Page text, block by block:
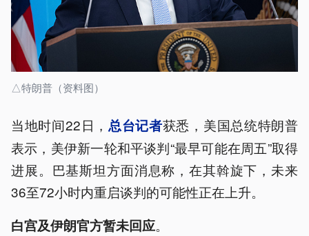
△特朗普（资料图）
当地时间22日， 总台记者获悉，美国总统特朗普
表示，美伊新一轮和平谈判“最早可能在周五”取得
进展。巴基斯坦方面消息称，在其斡旋下，未来
36至72小时内重启谈判的可能性正在上升。
白宫及伊朗官方暂未回应。